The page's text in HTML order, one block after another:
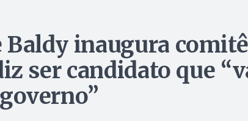
inaugura
ser candidato que